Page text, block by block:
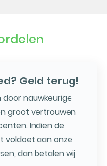
Geld terug!
door nauwkeurige
groot vertrouwen
Indien de
voldoet aan onze
dan betalen wij